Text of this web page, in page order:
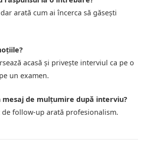
arată cum ai încerca să găsești
acasă și privește interviul ca pe o
un examen.
mesaj de mulțumire după interviu?
de follow-up arată profesionalism.